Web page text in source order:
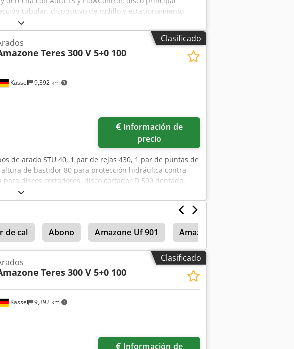
tubular, dispositivo de rodillo y estacionamiento
para sistema de pesaje, 16 unidades EasyCheck.
Clasificado
Kassel 9,392 km
Teres 300 V 5+0 100
precio
de arado STU 40, 1 par de rejas 430, 1 par de puntas de
de bastidor 80 para protección hidráulica contra
discos cortadores, disco cortador D 500 dentado,
con Dodpfet A Udysx Afpsck
de cal
Abono Amazone Uf 901 Amazone Uf 1201
Clasificado
Kassel 9,392 km
Teres 300 V 5+0 100